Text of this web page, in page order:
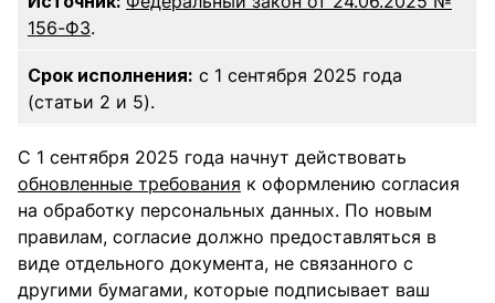
156-ФЗ.
Срок исполнения: с 1 сентября 2025 года
(статьи 2 и 5).
С 1 сентября 2025 года начнут действовать
обновленные требования к оформлению согласия
на обработку персональных данных. По новым
правилам, согласие должно предоставляться в
виде отдельного документа, не связанного с
другими бумагами, которые подписывает ваш